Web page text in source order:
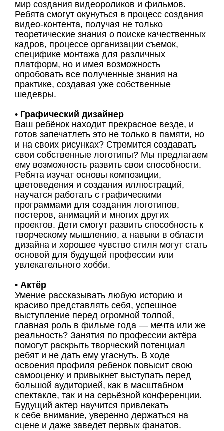
мир создания видеороликов и фильмов.
Ребята смогут окунуться в процесс создания
видео-контента, получая не только
теоретические знания о поиске качественных
кадров, процессе организации съемок,
специфике монтажа для различных
платформ, но и имея возможность
опробовать все полученные знания на
практике, создавая уже собственные
шедевры.
• Графический дизайнер
Ваш ребёнок находит прекрасное везде, и
готов запечатлеть это не только в памяти, но
и на своих рисунках? Стремится создавать
свои собственные логотипы? Мы предлагаем
ему возможность развить свои способности.
Ребята изучат основы композиции,
цветоведения и создания иллюстраций,
научатся работать с графическими
программами для создания логотипов,
постеров, анимаций и многих других
проектов. Дети смогут развить способность к
творческому мышлению, а навыки в области
дизайна и хорошее чувство стиля могут стать
основой для будущей профессии или
увлекательного хобби.
• Актёр
Умение рассказывать любую историю и
красиво представлять себя, успешное
выступление перед огромной толпой,
главная роль в фильме года — мечта или же
реальность? Занятия по профессии актёра
помогут раскрыть творческий потенциал
ребят и не дать ему угаснуть. В ходе
освоения профиля ребенок повысит свою
самооценку и привыкнет выступать перед
большой аудиторией, как в масштабном
спектакле, так и на серьёзной конференции.
Будущий актер научится привлекать
к себе внимание, уверенно держаться на
сцене и даже заведет первых фанатов.